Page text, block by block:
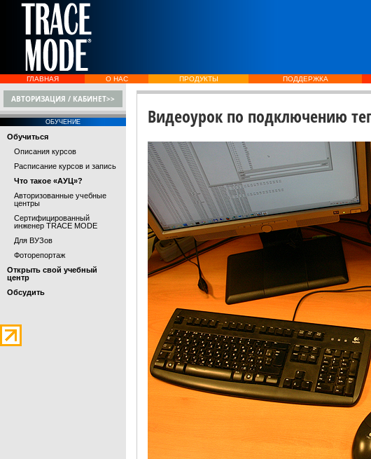
ГЛАВНАЯ О НАС ПРОДУКТЫ ПОДДЕРЖКА
АВТОРИЗАЦИЯ / КАБИНЕТ>>
ОБУЧЕНИЕ
Обучиться
Описания курсов
Расписание курсов и запись
Что такое «АУЦ»?
Авторизованные учебные
центры
Сертифицированный
инженер TRACE MODE
Для ВУЗов
Фоторепортаж
Открыть свой учебный
центр
Обсудить
Видеоурок по подключению